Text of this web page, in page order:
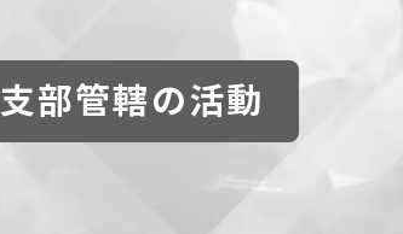
支部管轄の活動